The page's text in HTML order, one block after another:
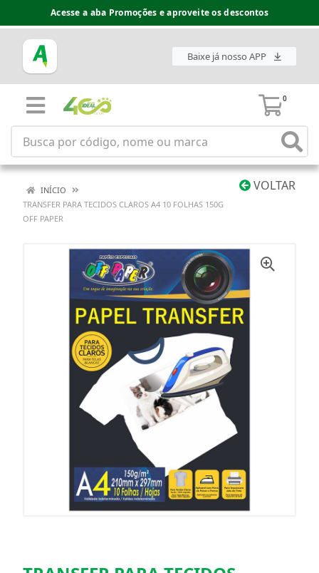
Acesse a aba Promoções e aproveite os descontos
Baixe já nosso APP
0
VOLTAR
INÍCIO
TRANSFER PARA TECIDOS CLAROS A4 10 FOLHAS 150G
OFF PAPER